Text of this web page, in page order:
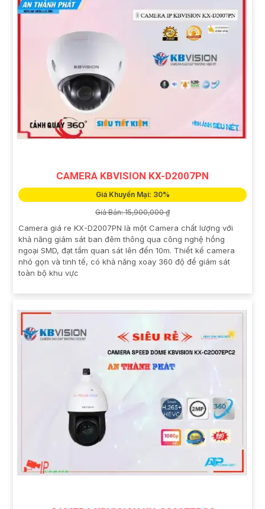
CAMERA KBVISION KX-D2007PN
Giá Khuyến Mại: 30%
Giá Bán: 15,900,000 ₫
Camera giá re KX-D2007PN là một Camera chất lượng với
khả năng giám sát ban đêm thông qua công nghệ hồng
ngoại SMD, đạt tầm quan sát lên đến 10m. Thiết kế camera
nhỏ gọn và tinh tế, có khả năng xoay 360 độ để giám sát
toàn bộ khu vực